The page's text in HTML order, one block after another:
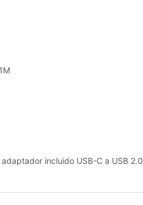
incluido USB-C a USB 2.0